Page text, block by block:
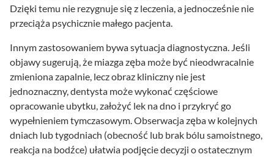
Dzięki temu nie rezygnuje się z leczenia, a jednocześnie nie
przeciąża psychicznie małego pacjenta.
Innym zastosowaniem bywa sytuacja diagnostyczna. Jeśli
objawy sugerują, że miazga zęba może być nieodwracalnie
zmieniona zapalnie, lecz obraz kliniczny nie jest
jednoznaczny, dentysta może wykonać częściowe
opracowanie ubytku, założyć lek na dno i przykryć go
wypełnieniem tymczasowym. Obserwacja zęba w kolejnych
dniach lub tygodniach (obecność lub brak bólu samoistnego,
reakcja na bodźce) ułatwia podjęcie decyzji o ostatecznym